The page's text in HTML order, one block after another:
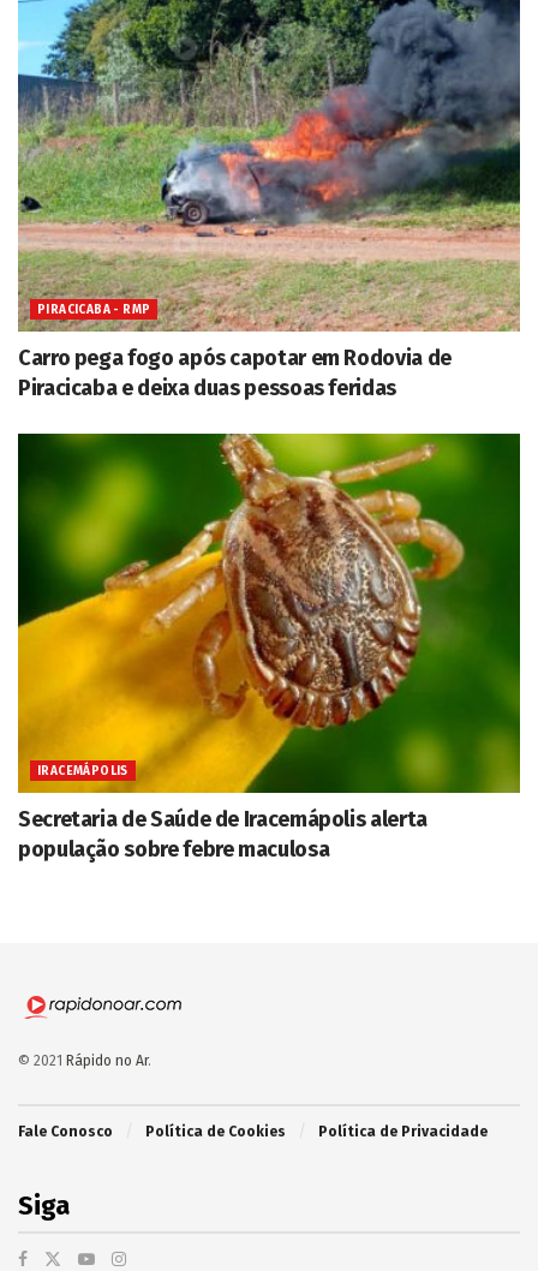
PIRACICABA - RMP
Carro pega fogo após capotar em Rodovia de
Piracicaba e deixa duas pessoas feridas
IRACEMÁPOLIS
Secretaria de Saúde de Iracemápolis alerta
população sobre febre maculosa
© 2021 Rápido no Ar.
Fale Conosco Política de Cookies Política de Privacidade
Siga